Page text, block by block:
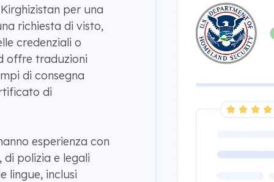
per una
richiesta di visto,
credenziali o
offre traduzioni
di consegna
di
esperienza con
polizia e legali
lingue, inclusi